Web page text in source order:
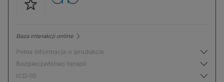
Baza interakcji online
Pełna informacja o produkcie
Bezpieczeństwo terapii
ICD-10